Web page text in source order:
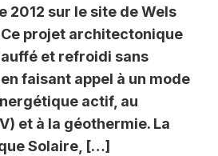
2012 sur le site de Wels
projet architectonique
et refroidi sans
faisant appel à un mode
actif, au
et à la géothermie. La
Solaire, […]